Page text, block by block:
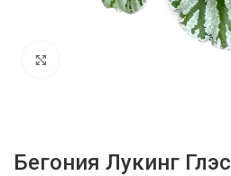
Бегония Лукинг Глэс